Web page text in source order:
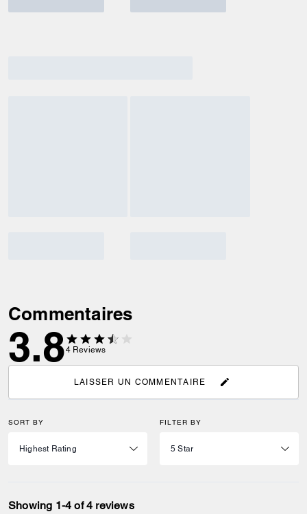
Commentaires
3.84 Reviews
LAISSER UN COMMENTAIRE
SORT BY FILTER BY
Showing 1-4 of 4 reviews